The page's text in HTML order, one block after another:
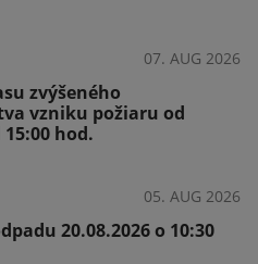
07. AUG 2026
zvýšeného
vzniku požiaru od
15:00 hod.
05. AUG 2026
20.08.2026 o 10:30